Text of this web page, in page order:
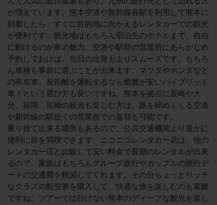
が増えています。熊本空港や新幹線各駅を利用して熊本に
到着したら、すぐに目的地に向かえるレンタカーでの観光
が便利です。観光地はもちろん宿泊先のホテルまで、自由
に動けるのが車の魅力。空港や駅前の営業所にあらかじめ
予約しておけば、当日の出発もよりスムーズです。もちろ
ん車種も事前に選ぶことが出来ます。マツダやホンダなど
の有名車、長距離を運転するなら燃費が安いハイブリッド
車！という選び方も良いですね。熊本を拠点に長崎や大
分、福岡、宮崎の観光も楽しむ方は、旅を締めくくる空港
や新幹線の駅近くの営業所での返却も可能です。
乗り捨て出来る場所もあるので、公共交通機関より遥かに
便利に旅を満喫できます。ニコニコレンタカー店は、他の
レンタカー店と比較して安い料金で長期のレンタルが出来
るので、家族はもちろんグループ旅行やカップルの旅行デ
ートの交通費を軽減してくれます。その分ちょっとリッチ
なクラスの航空券を購入して、快適な旅を楽しむのも素敵
ですね。ツアーでは行けない熊本のディープな観光を楽し